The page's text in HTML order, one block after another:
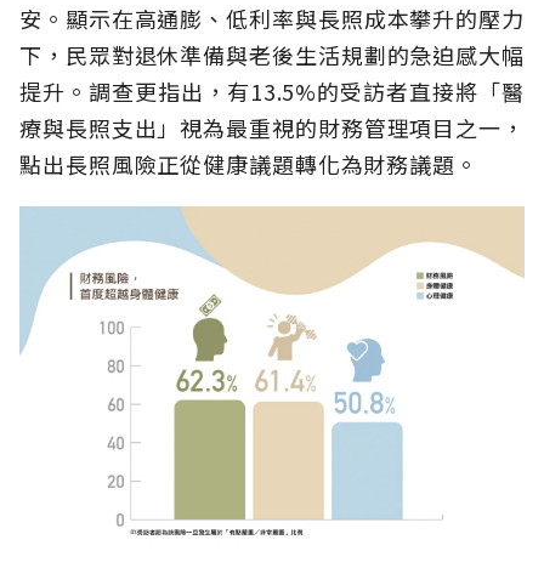
安。顯示在高通膨、低利率與長照成本攀升的壓力
下，民眾對退休準備與老後生活規劃的急迫感大幅
提升。調查更指出，有13.5%的受訪者直接將「醫
療與長照支出」視為最重視的財務管理項目之一，
點出長照風險正從健康議題轉化為財務議題。